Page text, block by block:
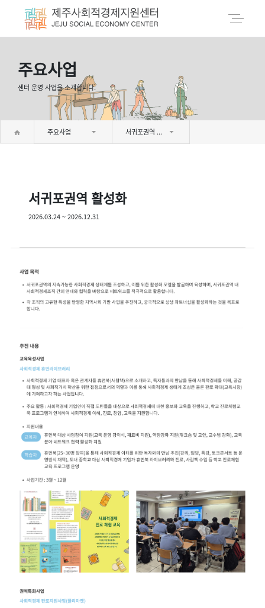
주요사업
센터 운영 사업을 소개합니다.
주요사업 서귀포권역 활성화
서귀포권역 활성화
2026.03.24 ~ 2026.12.31